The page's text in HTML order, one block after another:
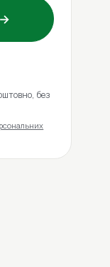
без